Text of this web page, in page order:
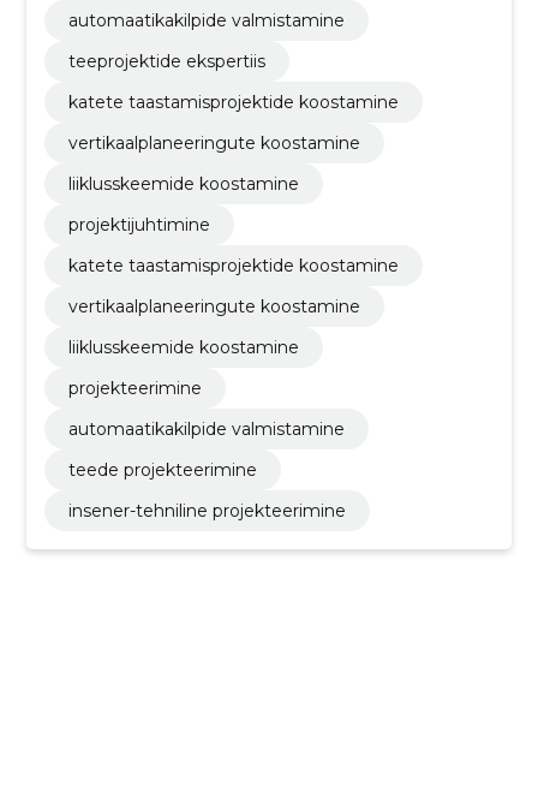
automaatikakilpide valmistamine
teeprojektide ekspertiis
katete taastamisprojektide koostamine
vertikaalplaneeringute koostamine
liiklusskeemide koostamine
projektijuhtimine
katete taastamisprojektide koostamine
vertikaalplaneeringute koostamine
liiklusskeemide koostamine
projekteerimine
automaatikakilpide valmistamine
teede projekteerimine
insener-tehniline projekteerimine